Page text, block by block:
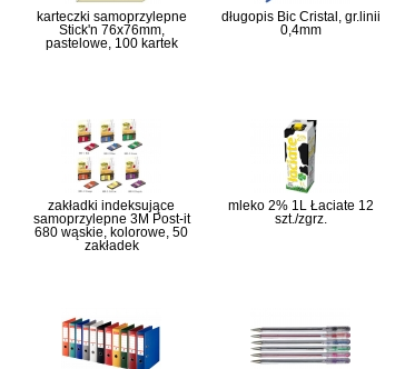
karteczki samoprzylepne
Stick'n 76x76mm,
pastelowe, 100 kartek
długopis Bic Cristal, gr.linii
0,4mm
zakładki indeksujące
samoprzylepne 3M Post-it
680 wąskie, kolorowe, 50
zakładek
mleko 2% 1L Łaciate 12
szt./zgrz.